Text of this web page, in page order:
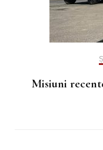
Misiuni